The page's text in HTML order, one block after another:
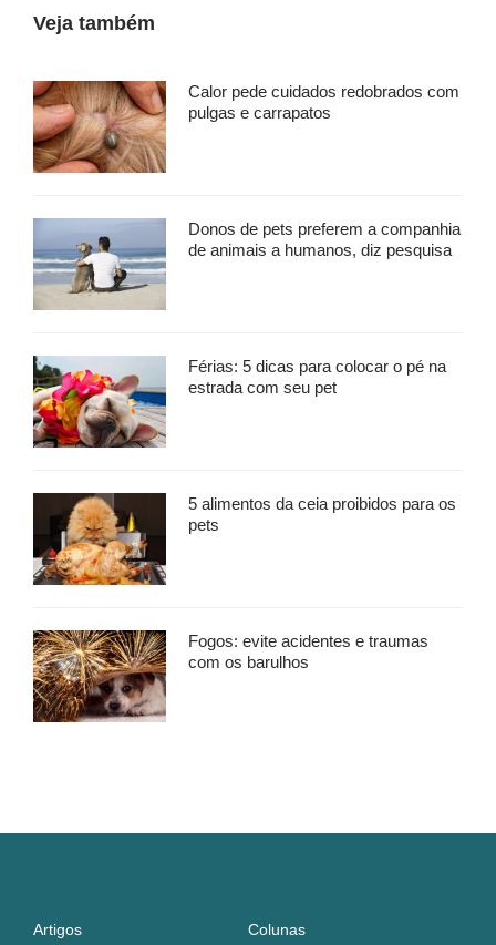
Veja também
Calor pede cuidados redobrados com
pulgas e carrapatos
Donos de pets preferem a companhia
de animais a humanos, diz pesquisa
Férias: 5 dicas para colocar o pé na
estrada com seu pet
5 alimentos da ceia proibidos para os
pets
Fogos: evite acidentes e traumas
com os barulhos
Artigos Colunas